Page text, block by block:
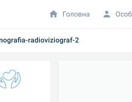
radioviziograf-2
Головна